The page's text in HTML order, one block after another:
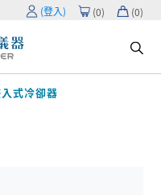
(登入) (0) (0)
式冷卻器